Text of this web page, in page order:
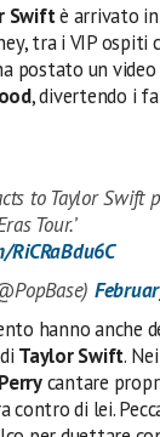
Swiftè arrivato in
tra i VIP ospiti
postato un
, divertendo i
to Taylor Swift
Tour.’
RiCRaBdu6C
hanno anche
Taylor Swift.
cantare
contro di lei.